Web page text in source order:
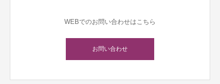
WEBでのお問い合わせはこちら
お問い合わせ